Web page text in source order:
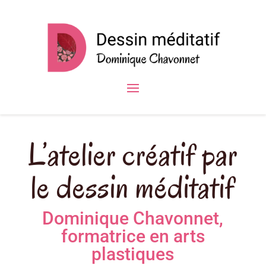
L’atelier créatif par
le dessin méditatif
Dominique Chavonnet,
formatrice en arts
plastiques